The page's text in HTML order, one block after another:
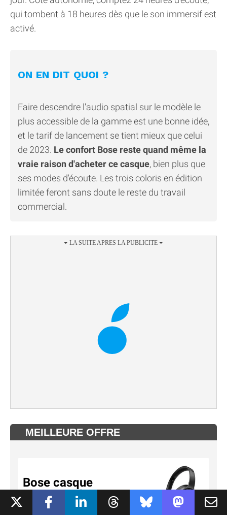
qui tombent à 18 heures dès que le son immersif est
activé.
ON EN DIT QUOI ?
Faire descendre l'audio spatial sur le modèle le
plus accessible de la gamme est une bonne idée,
et le tarif de lancement se tient mieux que celui
de 2023. Le confort Bose reste quand même la
vraie raison d'acheter ce casque, bien plus que
ses modes d'écoute. Les trois coloris en édition
limitée feront sans doute le reste du travail
commercial.
MEILLEURE OFFRE
Bose casque
QuietComfort